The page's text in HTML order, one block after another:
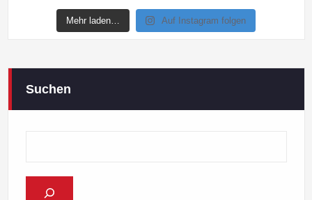
Mehr laden… Auf Instagram folgen
Suchen